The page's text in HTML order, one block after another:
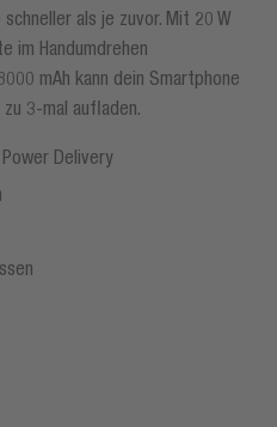
als je zuvor. Mit 20 W
im Handumdrehen
mAh kann dein Smartphone
3-mal aufladen.
Delivery